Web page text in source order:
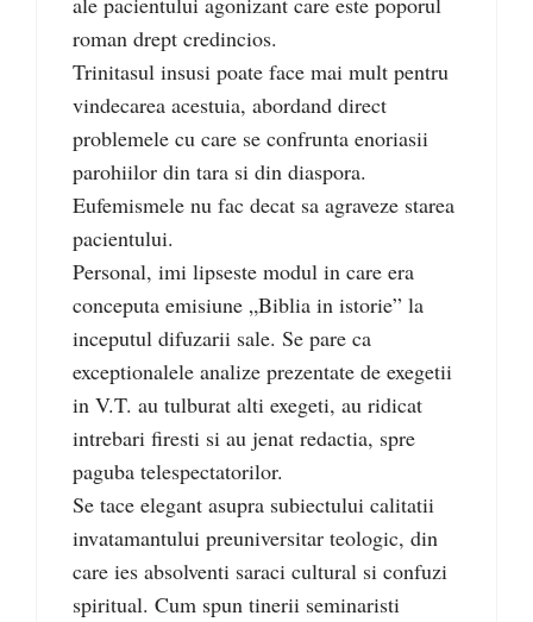
roman drept credincios.
Trinitasul insusi poate face mai mult pentru
vindecarea acestuia, abordand direct
problemele cu care se confrunta enoriasii
parohiilor din tara si din diaspora.
Eufemismele nu fac decat sa agraveze starea
pacientului.
Personal, imi lipseste modul in care era
conceputa emisiune „Biblia in istorie” la
inceputul difuzarii sale. Se pare ca
exceptionalele analize prezentate de exegetii
in V.T. au tulburat alti exegeti, au ridicat
intrebari firesti si au jenat redactia, spre
paguba telespectatorilor.
Se tace elegant asupra subiectului calitatii
invatamantului preuniversitar teologic, din
care ies absolventi saraci cultural si confuzi
spiritual. Cum spun tinerii seminaristi